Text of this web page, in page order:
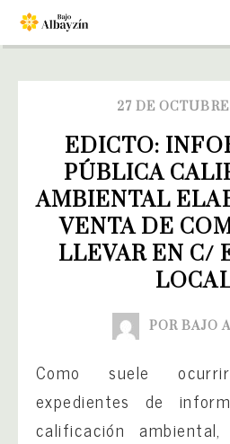
27 DE
EDICTO:
PÚBLICA
AMBIENTAL
VENTA DE
LLEVAR EN C/
POR BAJO
Como suele
expedientes de
calificación